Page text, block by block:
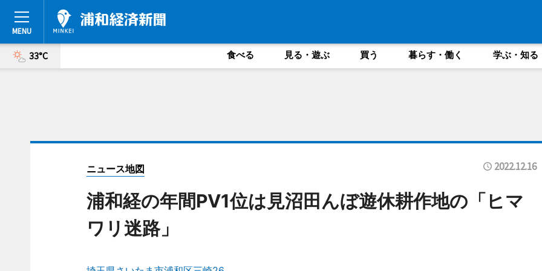
33°C 食べる 見る・遊ぶ 買う 暮らす・働く 学ぶ・知る
ニュース地図 2022.12.16
浦和経の年間PV1位は見沼田んぼ遊休耕作地の「ヒマ
ワリ迷路」